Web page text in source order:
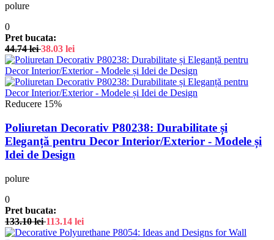
polure
0
Pret bucata:
44.74lei 38.03 lei
Reducere 15%
Poliuretan Decorativ P80238: Durabilitate și
Eleganță pentru Decor Interior/Exterior - Modele și
Idei de Design
polure
0
Pret bucata:
133.10lei 113.14 lei